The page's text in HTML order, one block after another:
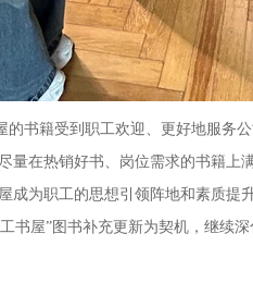
书籍受到职工欢迎、更好地服务
量在热销好书、岗位需求的书籍
成为职工的思想引领阵地和素质提升
屋”图书补充更新为契机，继续